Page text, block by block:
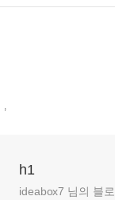
,
h1
ideabox7 님의 블